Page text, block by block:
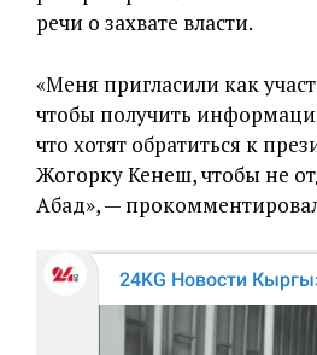
речи о захвате власти.
«Меня пригласили как
чтобы получить
что хотят обратиться к
Жогорку Кенеш, чтобы не
Абад», —